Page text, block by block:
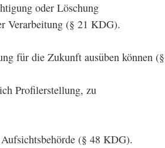
oder Löschung
Verarbeitung (§ 21 KDG).
für die Zukunft ausüben können (§
Profilerstellung, zu
(§ 48 KDG).